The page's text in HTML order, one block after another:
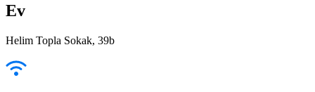
Ev
Helim Topla Sokak, 39b